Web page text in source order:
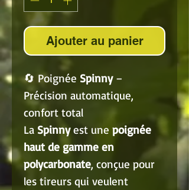
Ajouter au panier
🔄 Poignée Spinny–
Précision automatique,
confort total
La Spinnyest une poignée
haut de gamme en
polycarbonate, conçue pour
les tireurs qui veulent